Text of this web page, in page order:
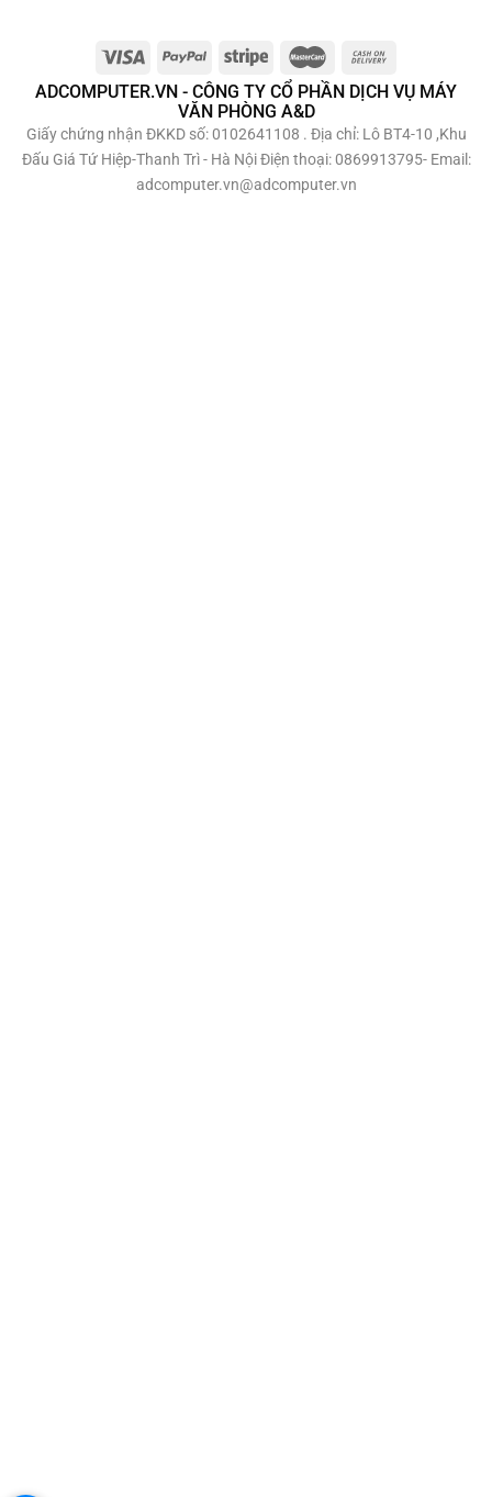
ADCOMPUTER.VN - CÔNG TY CỔ PHẦN DỊCH VỤ MÁY
VĂN PHÒNG A&D
Giấy chứng nhận ĐKKD số: 0102641108 . Địa chỉ: Lô BT4-10 ,Khu
Đấu Giá Tứ Hiệp-Thanh Trì - Hà Nội Điện thoại: 0869913795- Email:
adcomputer.vn@adcomputer.vn